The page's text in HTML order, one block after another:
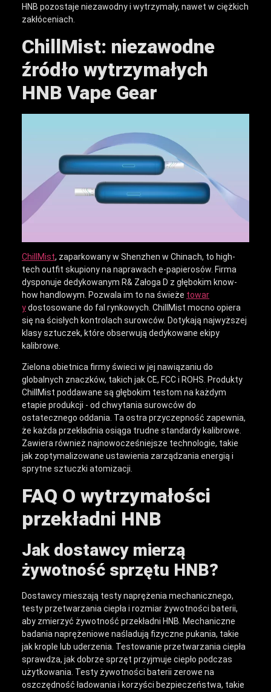
HNB pozostaje niezawodny i wytrzymały, nawet w ciężkich
zakłóceniach.
ChillMist: niezawodne
źródło wytrzymałych
HNB Vape Gear
ChillMist, zaparkowany w Shenzhen w Chinach, to high-
tech outfit skupiony na naprawach e-papierosów. Firma
dysponuje dedykowanym R& Załoga D z głębokim know-
how handlowym. Pozwala im to na świeże towar
ydostosowane do fal rynkowych. ChillMist mocno opiera
się na ścisłych kontrolach surowców. Dotykają najwyższej
klasy sztuczek, które obserwują dedykowane ekipy
kalibrowe.
Zielona obietnica firmy świeci w jej nawiązaniu do
globalnych znaczków, takich jak CE, FCC i ROHS. Produkty
ChillMist poddawane są głębokim testom na każdym
etapie produkcji - od chwytania surowców do
ostatecznego oddania. Ta ostra przyczepność zapewnia,
że każda przekładnia osiąga trudne standardy kalibrowe.
Zawiera również najnowocześniejsze technologie, takie
jak zoptymalizowane ustawienia zarządzania energią i
sprytne sztuczki atomizacji.
FAQ O wytrzymałości
przekładni HNB
Jak dostawcy mierzą
żywotność sprzętu HNB?
Dostawcy mieszają testy naprężenia mechanicznego,
testy przetwarzania ciepła i rozmiar żywotności baterii,
aby zmierzyć żywotność przekładni HNB. Mechaniczne
badania naprężeniowe naśladują fizyczne pukania, takie
jak krople lub uderzenia. Testowanie przetwarzania ciepła
sprawdza, jak dobrze sprzęt przyjmuje ciepło podczas
użytkowania. Testy żywotności baterii zerowe na
oszczędność ładowania i korzyści bezpieczeństwa, takie